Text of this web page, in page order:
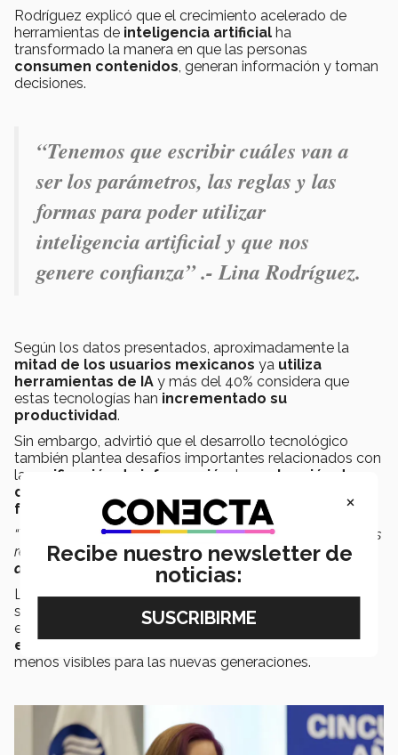
Rodríguez explicó que el crecimiento acelerado de
herramientas de inteligencia artificial ha
transformado la manera en que las personas
consumen contenidos, generan información y toman
decisiones.
“Tenemos que escribir cuáles van a
ser los parámetros, las reglas y las
formas para poder utilizar
inteligencia artificial y que nos
genere confianza” .- Lina Rodríguez.
Según los datos presentados, aproximadamente la
mitad de los usuarios mexicanos ya utiliza
herramientas de IA y más del 40% considera que
estas tecnologías han incrementado su
productividad.
Sin embargo, advirtió que el desarrollo tecnológico
también plantea desafíos importantes relacionados con
la
verificación de información , la
protección de
datos personales
falsos
“Tenemos que escribir cuáles van a ser los parámetros, las
reglas y las formas para poder utilizarinteligencia
artificial y que nos genere confianza
La especialista destacó que laalfabetización digital
será clave para enfrentar la desinformación,
especialmente en un entorno donde las
entre el mundo físico y el digital
menos visibles para las nuevas generaciones.
×
Recibe nuestro newsletter de
noticias: